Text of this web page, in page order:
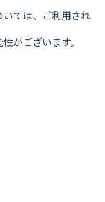
ては、ご利用され
がございます。